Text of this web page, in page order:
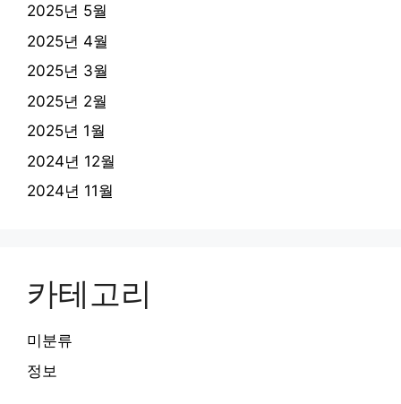
2025년 5월
2025년 4월
2025년 3월
2025년 2월
2025년 1월
2024년 12월
2024년 11월
카테고리
미분류
정보